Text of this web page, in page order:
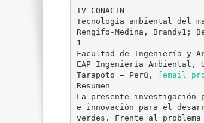
IV CONACIN
Tecnología ambiental del
Rengifo-Medina, Brandy1;
1
Facultad de Ingeniería y
EAP Ingeniería Ambiental,
Tarapoto – Perú,
[email
Resumen
La presente investigación
e innovación para el
verdes. Frente al